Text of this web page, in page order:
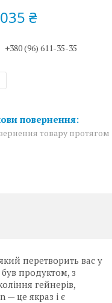
₴
+380 (96) 611-35-35
товару протягом
перетворить вас у
продуктом, з
гейнерів,
— це якраз і є